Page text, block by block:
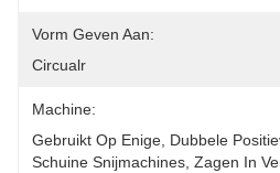
Vorm Geven Aan:
Circualr
Machine:
Gebruikt Op Enige, Dubbele
Schuine Snijmachines, Zagen In